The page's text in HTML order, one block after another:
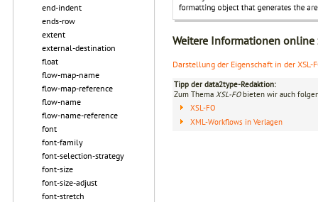
end-indent
ends-row
extent
external-destination
float
flow-map-name
flow-map-reference
flow-name
flow-name-reference
font
font-family
font-selection-strategy
font-size
font-size-adjust
font-stretch
Weitere Informationen online
Darstellung der Eigenschaft in der XSL-
Tipp der data2type-Redaktion:
Zum Thema XSL-FObieten wir auch
XSL-FO
XML-Workflows in Verlagen